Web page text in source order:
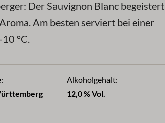
Der Sauvignon Blanc begeistert
Am besten serviert bei einer
°C.
Alkoholgehalt:
12,0 % Vol.